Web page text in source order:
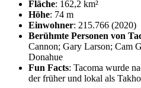
Fläche: 162,2 km²
Höhe: 74 m
Einwohner: 215.766 (2020)
Berühmte Personen von
Cannon; Gary Larson; Cam
Donahue
Fun Facts: Tacoma wurde
der früher und lokal als